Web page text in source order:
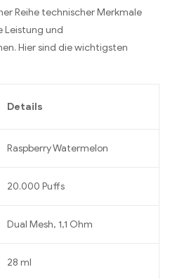
Reihe technischer Merkmale
Leistung und
Hier sind die wichtigsten
Details
Raspberry Watermelon
20.000 Puffs
Dual Mesh, 1,1 Ohm
28 ml